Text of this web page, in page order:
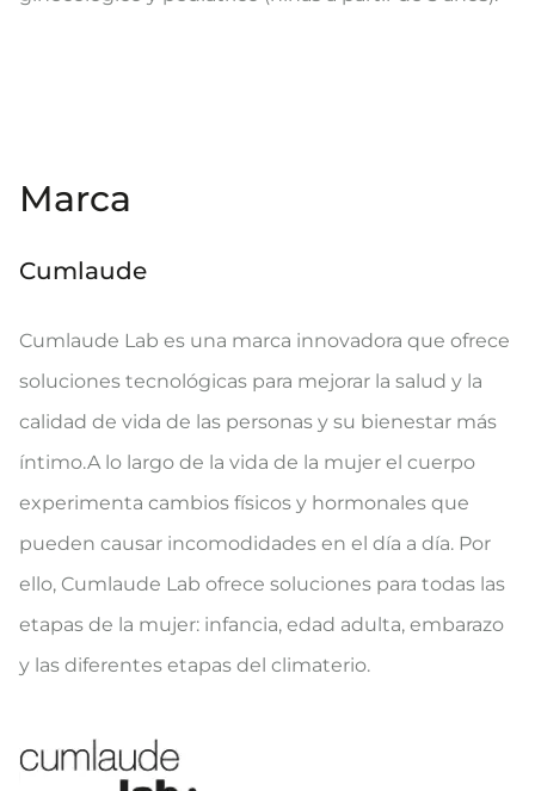
Marca
Cumlaude
Cumlaude Lab es una marca innovadora que ofrece
soluciones tecnológicas para mejorar la salud y la
calidad de vida de las personas y su bienestar más
íntimo.A lo largo de la vida de la mujer el cuerpo
experimenta cambios físicos y hormonales que
pueden causar incomodidades en el día a día. Por
ello, Cumlaude Lab ofrece soluciones para todas las
etapas de la mujer: infancia, edad adulta, embarazo
y las diferentes etapas del climaterio.